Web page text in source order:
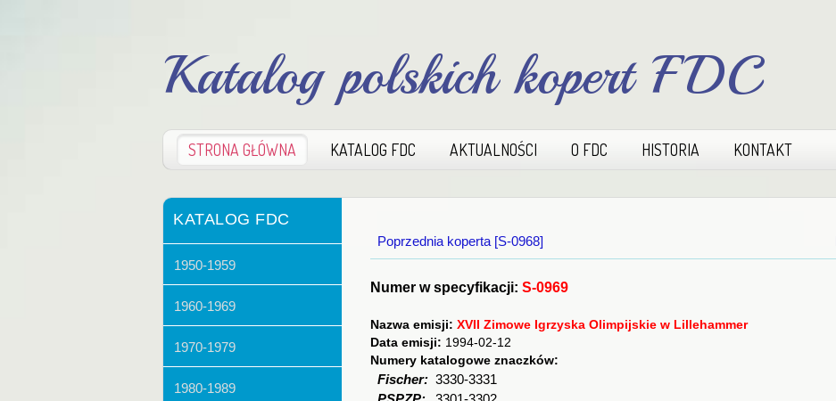
Katalog polskich kopert FDC
STRONA GŁÓWNA KATALOG FDC AKTUALNOŚCI O FDC HISTORIA KONTAKT
KATALOG FDC
1950-1959
1960-1969
1970-1979
1980-1989
Poprzednia koperta [S-0968]
Numer w specyfikacji: S-0969
Nazwa emisji: XVII Zimowe Igrzyska Olimpijskie w Lillehammer
Data emisji: 1994-02-12
Numery katalogowe znaczków:
Fischer: 3330-3331